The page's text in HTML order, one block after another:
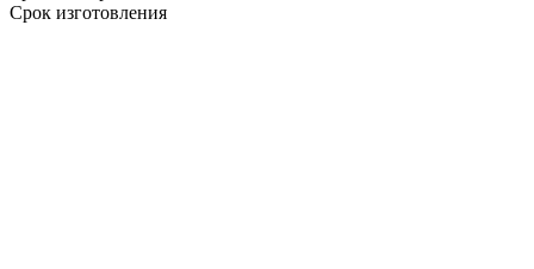
Срок изготовления